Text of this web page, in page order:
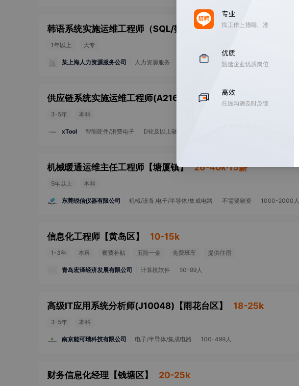
韩语系统实施运维工程师（SQL/数据库）【 大连】 13-15k·14薪
1年以上 大专
某上海人力资源服务公司 人力资源服务 战略融资 100-499人
供应链系统实施运维工程师(A21686) 【深圳-西丽
3-5年 本科
xTool 智能硬件/消费电子 D轮及以上融资
机械暖通运维主任工程师 【塘厦镇】 26-40k·15薪
5年以上 本科
东莞锐信仪器有限公司 机械/设备,电子/半导体/集成电路 不需要融资 1000-2000人
信息化工程师 【黄岛区】 10-15k
1-3年 本科 餐费补贴 五险一金 免费班车 提供住宿
青岛宏泽经济发展有限公司 计算机软件 50-99人
高级IT应用系统分析师(J10048) 【雨花台区】 18-25k
3-5年 本科
南京能可瑞科技有限公司 电子/半导体/集成电路 100-499人
财务信息化经理 【钱塘区】 20-25k